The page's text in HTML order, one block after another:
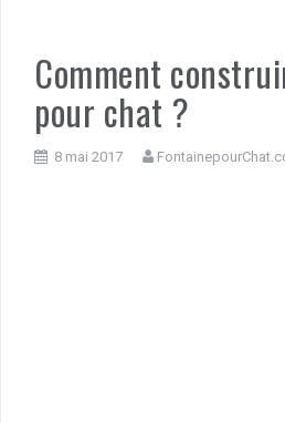
Comment
pour chat ?
8 mai 2017